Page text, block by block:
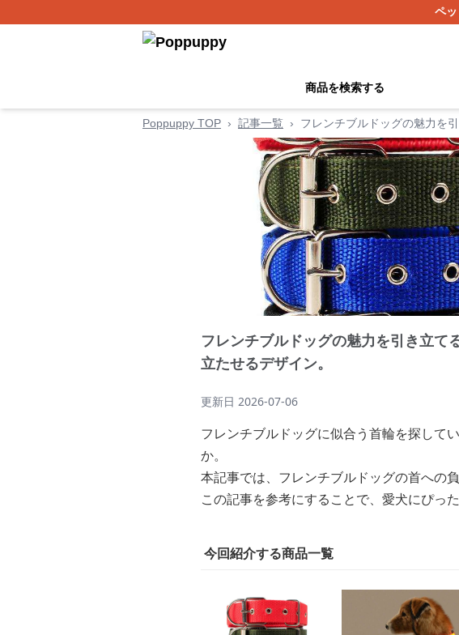
ペ
商品を検索する
Poppuppy TOP › 記事一覧 › フレンチブルドッグの魅力を
フレンチブルドッグの魅力を引き立て
立たせるデザイン。
更新日 2026-07-06
フレンチブルドッグに似合う首輪を探して
か。
本記事では、フレンチブルドッグの首への
この記事を参考にすることで、愛犬にぴっ
今回紹介する商品一覧